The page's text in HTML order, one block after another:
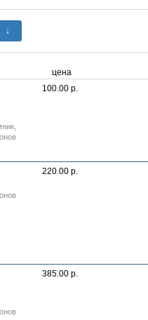
цена
100.00 р.
220.00 р.
385.00 р.